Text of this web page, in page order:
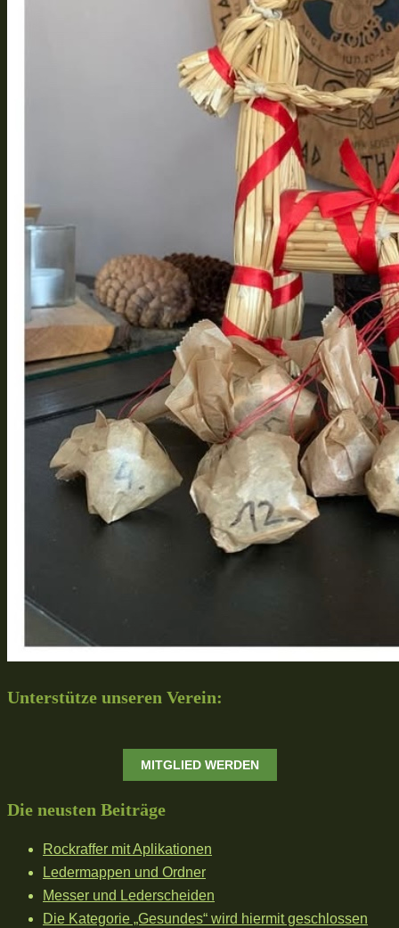
Unterstütze unseren Verein:
MITGLIED WERDEN
Die neusten Beiträge
Rockraffer mit Aplikationen
Ledermappen und Ordner
Messer und Lederscheiden
Die Kategorie „Gesundes“ wird hiermit geschlossen